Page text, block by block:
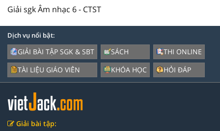
Giải sgk Âm nhạc 6 - CTST
Dịch vụ nổi bật:
GIẢI BÀI TẬP SGK & SBT
TÀI LIỆU GIÁO VIÊN
SÁCH
KHÓA HỌC
THI ONLINE
HỎI ĐÁP
Giải bài tập: